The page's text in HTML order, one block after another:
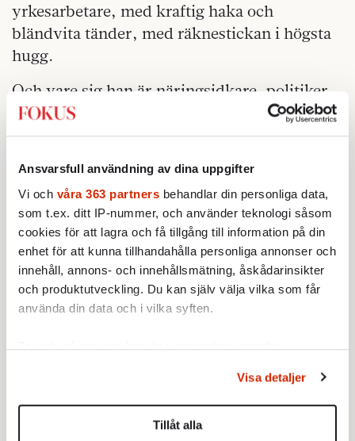
Ansvarsfull användning av dina uppgifter
Vi och våra 363 partners behandlar din personliga data,
som t.ex. ditt IP-nummer, och använder teknologi såsom
cookies för att lagra och få tillgång till information på din
enhet för att kunna tillhandahålla personliga annonser och
innehåll, annons- och innehållsmätning, åskådarinsikter
och produktutveckling. Du kan själv välja vilka som får
använda din data och i vilka syften.
Ta reda på mer om hur dina personliga uppgifter
Du kan ändra eller dra tillbaka ditt samtycke när som
helst från cookie-förklaringen.
Visa detaljer
Tillåt alla
yrkesarbetare, med kraftig haka och
bländvita tänder, med räknestickan i högsta
hugg.
Och vare sig han är näringsidkare, politiker,
idrottsstjärna eller ombudsman har han en
skeptisk inställning till tjejgrejer som böcker,
Minns när [[Goran Persson|Göran Persson]]
blev tillfrågad om sin favoritfilm? »Sound of
Music« var en schyst film, tyckte dåvarande
statsministern, men små svartvita,
intellektuella krångelrullar från Polen var
ingenting för honom. Hö hö.
kronprinsessans födelsedag? De ansträngde
sig verkligen, och vad blev det? En platt-tv.